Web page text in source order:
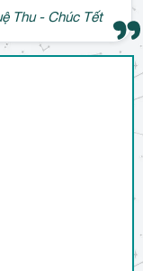
Thu - Chúc Tết